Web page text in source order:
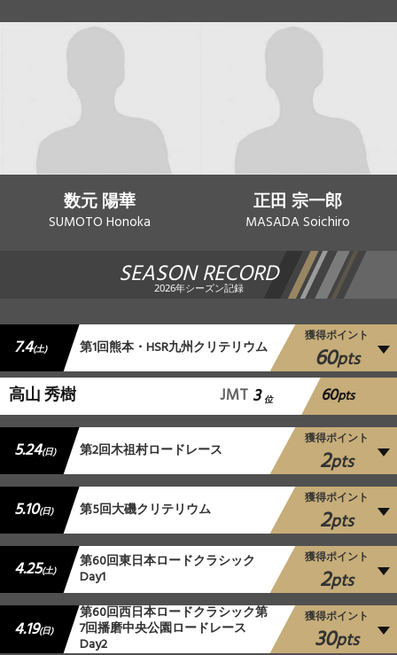
数元 陽華
SUMOTO Honoka
正田 宗一郎
MASADA Soichiro
SEASON RECORD
2026年シーズン記録
7.4(土) 第1回熊本・HSR九州クリテリウム
獲得ポイント
60pts
高山 秀樹 JMT 3 位 60pts
5.24(日) 第2回木祖村ロードレース
獲得ポイント
2pts
5.10(日) 第5回大磯クリテリウム
獲得ポイント
2pts
4.25(土) 第60回東日本ロードクラシック
Day1
獲得ポイント
2pts
4.19(日)
第60回西日本ロードクラシック第
7回播磨中央公園ロードレース
Day2
獲得ポイント
30pts